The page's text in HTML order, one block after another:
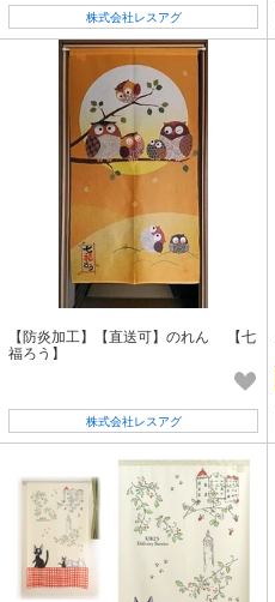
株式会社レスアグ
【防炎加工】【直送可】のれん 【七
福ろう】
株式会社レスアグ